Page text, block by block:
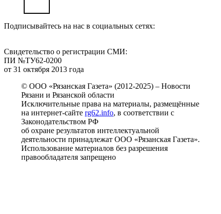
Подписывайтесь на нас в социальных сетях:
Свидетельство о регистрации СМИ:
ПИ №ТУ62-0200
от 31 октября 2013 года
© ООО «Рязанская Газета» (2012-2025) – Новости
Рязани и Рязанской области
Исключительные права на материалы, размещённые
на интернет-сайте rg62.info, в соответствии с
Законодательством РФ
об охране результатов интеллектуальной
деятельности принадлежат ООО «Рязанская Газета».
Использование материалов без разрешения
правообладателя запрещено